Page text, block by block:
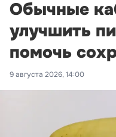
Обычные
улучшить
помочь
9 августа 2026, 14:00